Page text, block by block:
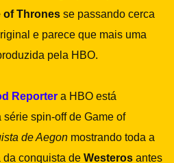
of Thrones se passando cerca
e parece que mais uma
pela HBO.
Reporter a HBO está
spin-off de Game of
de Aegon mostrando toda a
da conquista deWesterosantes